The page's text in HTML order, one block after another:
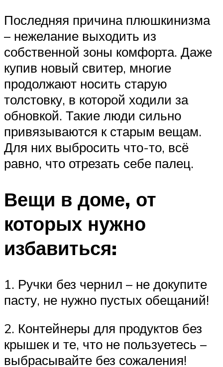
Последняя причина плюшкинизма
– нежелание выходить из
собственной зоны комфорта. Даже
купив новый свитер, многие
продолжают носить старую
толстовку, в которой ходили за
обновкой. Такие люди сильно
привязываются к старым вещам.
Для них выбросить что-то, всё
равно, что отрезать себе палец.
Вещи в доме, от
которых нужно
избавиться:
1. Ручки без чернил – не докупите
пасту, не нужно пустых обещаний!
2. Контейнеры для продуктов без
крышек и те, что не пользуетесь –
выбрасывайте без сожаления!